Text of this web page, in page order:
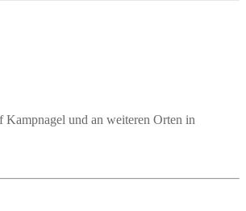
und an weiteren Orten in